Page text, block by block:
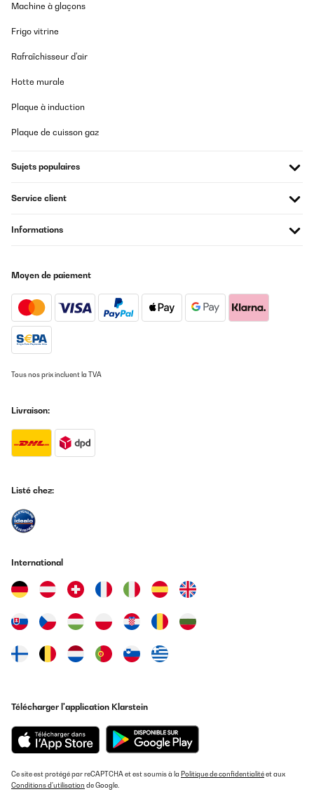
Machine à glaçons
Frigo vitrine
Rafraîchisseur d'air
Hotte murale
Plaque à induction
Plaque de cuisson gaz
Sujets populaires
Service client
Informations
Moyen de paiement
Tous nos prix incluent la TVA
Livraison:
Listé chez:
International
Télécharger l'application Klarstein
Ce site est protégé par reCAPTCHA et est soumis à la Politique de confidentialitéet aux
Conditions d'utilisation de Google.